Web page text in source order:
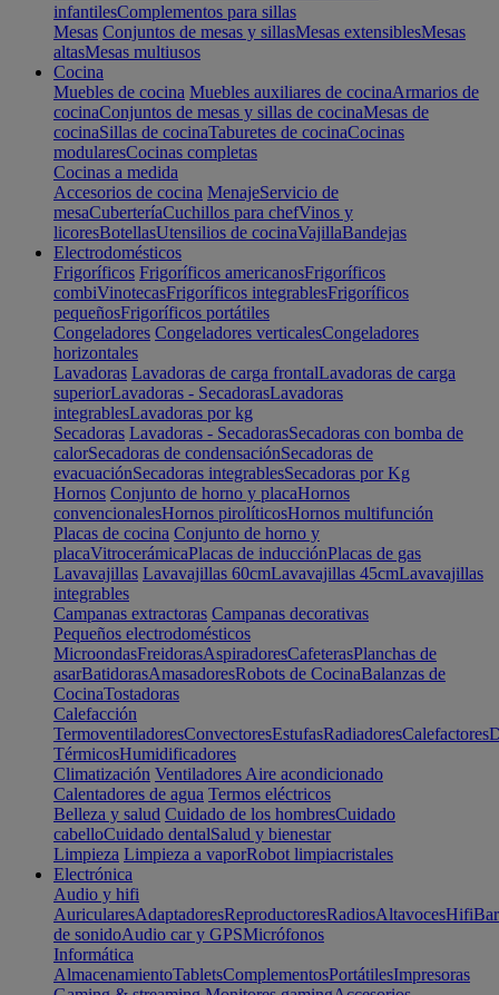
infantilesComplementos para sillas
Mesas Conjuntos de mesas y sillasMesas extensiblesMesas
altasMesas multiusos
Cocina
Muebles de cocina Muebles auxiliares de cocinaArmarios de
cocinaConjuntos de mesas y sillas de cocinaMesas de
cocinaSillas de cocinaTaburetes de cocinaCocinas
modularesCocinas completas
Cocinas a medida
Accesorios de cocina MenajeServicio de
mesaCuberteríaCuchillos para chefVinos y
licoresBotellasUtensilios de cocinaVajillaBandejas
Electrodomésticos
Frigoríficos Frigoríficos americanosFrigoríficos
combiVinotecasFrigoríficos integrablesFrigoríficos
pequeñosFrigoríficos portátiles
Congeladores Congeladores verticalesCongeladores
horizontales
Lavadoras Lavadoras de carga frontalLavadoras de carga
superiorLavadoras - SecadorasLavadoras
integrablesLavadoras por kg
Secadoras Lavadoras - SecadorasSecadoras con bomba de
calorSecadoras de condensaciónSecadoras de
evacuaciónSecadoras integrablesSecadoras por Kg
Hornos Conjunto de horno y placaHornos
convencionalesHornos pirolíticosHornos multifunción
Placas de cocina Conjunto de horno y
placaVitrocerámicaPlacas de inducciónPlacas de gas
Lavavajillas Lavavajillas 60cmLavavajillas 45cmLavavajillas
integrables
Campanas extractoras Campanas decorativas
Pequeños electrodomésticos
MicroondasFreidorasAspiradoresCafeterasPlanchas de
asarBatidorasAmasadoresRobots de CocinaBalanzas de
CocinaTostadoras
Calefacción
TermoventiladoresConvectoresEstufasRadiadoresCalefactores
TérmicosHumidificadores
Climatización Ventiladores Aire acondicionado
Calentadores de agua Termos eléctricos
Belleza y salud Cuidado de los hombresCuidado
cabelloCuidado dentalSalud y bienestar
Limpieza Limpieza a vaporRobot limpiacristales
Electrónica
Audio y hifi
AuricularesAdaptadoresReproductoresRadiosAltavocesHifi
de sonidoAudio car y GPSMicrófonos
Informática
AlmacenamientoTabletsComplementosPortátilesImpresoras